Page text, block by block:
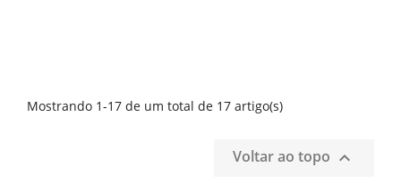
Mostrando 1-17 de um total de 17 artigo(s)
Voltar ao topo 